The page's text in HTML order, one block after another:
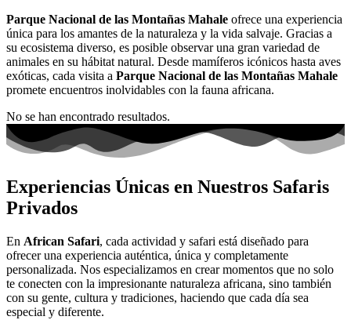
Parque Nacional de las Montañas Mahale ofrece una experiencia
única para los amantes de la naturaleza y la vida salvaje. Gracias a
su ecosistema diverso, es posible observar una gran variedad de
animales en su hábitat natural. Desde mamíferos icónicos hasta aves
exóticas, cada visita a Parque Nacional de las Montañas Mahale
promete encuentros inolvidables con la fauna africana.
No se han encontrado resultados.
Experiencias Únicas en Nuestros Safaris
Privados
En African Safari, cada actividad y safari está diseñado para
ofrecer una experiencia auténtica, única y completamente
personalizada. Nos especializamos en crear momentos que no solo
te conecten con la impresionante naturaleza africana, sino también
con su gente, cultura y tradiciones, haciendo que cada día sea
especial y diferente.